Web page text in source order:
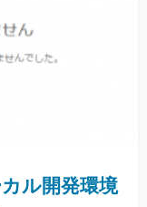
ル開発環境